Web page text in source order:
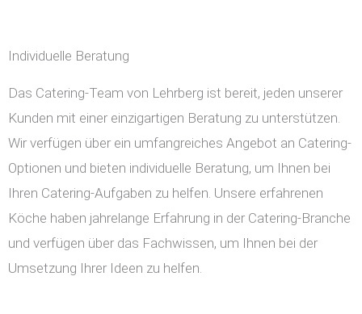
Individuelle Beratung
Das Catering-Team von Lehrberg ist bereit, jeden unserer
Kunden mit einer einzigartigen Beratung zu unterstützen.
Wir verfügen über ein umfangreiches Angebot an Catering-
Optionen und bieten individuelle Beratung, um Ihnen bei
Ihren Catering-Aufgaben zu helfen. Unsere erfahrenen
Köche haben jahrelange Erfahrung in der Catering-Branche
und verfügen über das Fachwissen, um Ihnen bei der
Umsetzung Ihrer Ideen zu helfen.